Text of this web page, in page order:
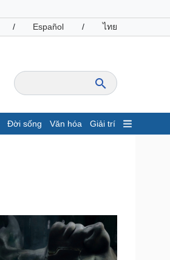
/ Español / ไทย
Đời sống Văn hóa Giải trí
Giá cà phê
Công nghệ